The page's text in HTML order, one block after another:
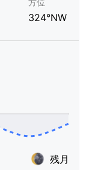
方位
324°NW
残月